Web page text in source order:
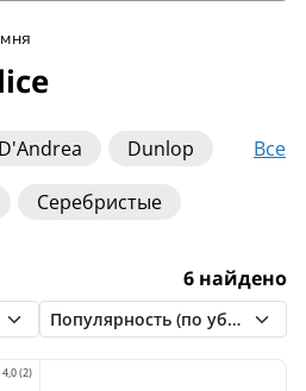
Все
D'Andrea
Dunlop
Fender
Planet Waves
Straps
Серебристые
6 найдено